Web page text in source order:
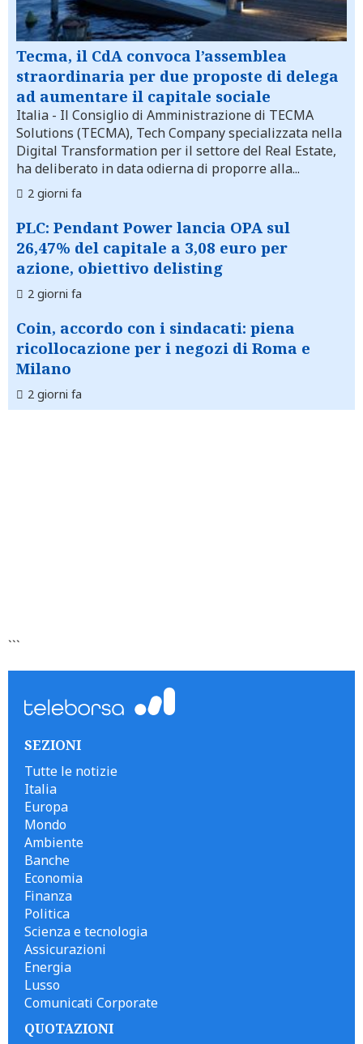
Tecma, il CdA convoca l’assemblea
straordinaria per due proposte di delega
ad aumentare il capitale sociale
Italia - Il Consiglio di Amministrazione di TECMA
Solutions (TECMA), Tech Company specializzata nella
Digital Transformation per il settore del Real Estate,
ha deliberato in data odierna di proporre alla...
2 giorni fa
PLC: Pendant Power lancia OPA sul
26,47% del capitale a 3,08 euro per
azione, obiettivo delisting
2 giorni fa
Coin, accordo con i sindacati: piena
ricollocazione per i negozi di Roma e
Milano
2 giorni fa
```
SEZIONI
Tutte le notizie
Italia
Europa
Mondo
Ambiente
Banche
Economia
Finanza
Politica
Scienza e tecnologia
Assicurazioni
Energia
Lusso
Comunicati Corporate
QUOTAZIONI